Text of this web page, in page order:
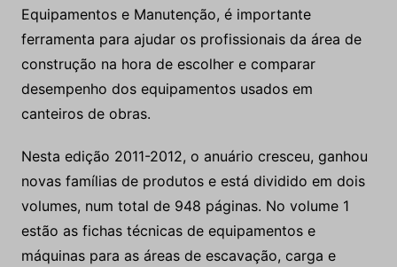
Equipamentos e Manutenção, é importante
ferramenta para ajudar os profissionais da área de
construção na hora de escolher e comparar
desempenho dos equipamentos usados em
canteiros de obras.
Nesta edição 2011-2012, o anuário cresceu, ganhou
novas famílias de produtos e está dividido em dois
volumes, num total de 948 páginas. No volume 1
estão as fichas técnicas de equipamentos e
máquinas para as áreas de escavação, carga e